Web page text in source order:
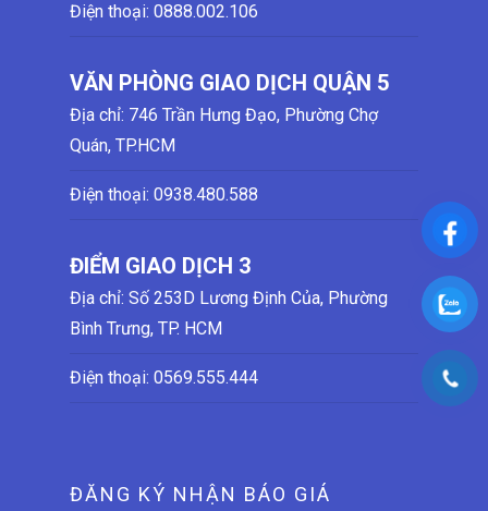
Điện thoại: 0888.002.106
VĂN PHÒNG GIAO DỊCH QUẬN 5
Địa chỉ: 746 Trần Hưng Đạo, Phường Chợ
Quán, TP.HCM
Điện thoại: 0938.480.588
ĐIỂM GIAO DỊCH 3
Địa chỉ: Số 253D Lương Định Của, Phường
Bình Trưng, TP. HCM
Điện thoại: 0569.555.444
ĐĂNG KÝ NHẬN BÁO GIÁ